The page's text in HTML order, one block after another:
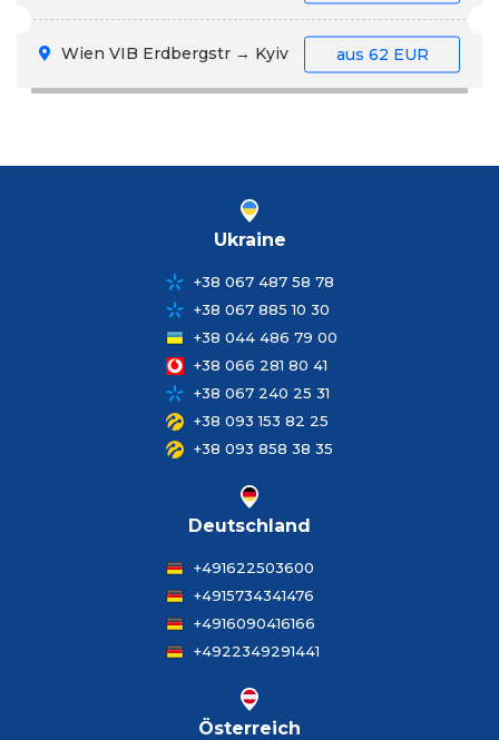
Wien VIB Erdbergstr → Kyiv aus 62 EUR
Ukraine
+38 067 487 58 78
+38 067 885 10 30
+38 044 486 79 00
+38 066 281 80 41
+38 067 240 25 31
+38 093 153 82 25
+38 093 858 38 35
Deutschland
+491622503600
+4915734341476
+4916090416166
+4922349291441
Österreich